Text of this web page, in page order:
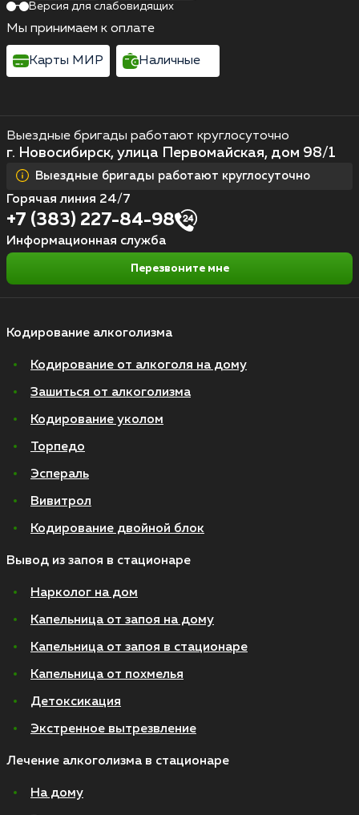
Кодирование алкоголизма
Кодирование от алкоголя на дому
Зашиться от алкоголизма
Кодирование уколом
Торпедо
Эспераль
Вивитрол
Кодирование двойной блок
Вывод из запоя в стационаре
Нарколог на дом
Капельница от запоя на дому
Капельница от запоя в стационаре
Капельница от похмелья
Детоксикация
Экстренное вытрезвление
Лечение алкоголизма в стационаре
На дому
Выездные бригады работают круглосуточно
г. Новосибирск, улица Первомайская, дом 98/1
Выездные бригады работают круглосуточно
Горячая линия 24/7
+7 (383) 227-84-98
Информационная служба
Перезвоните мне
Версия для слабовидящих
Мы принимаем к оплате
Карты МИР Наличные